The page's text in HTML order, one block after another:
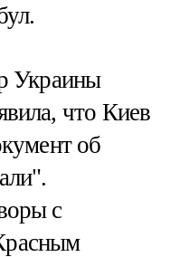
Украины
что Киев
об
с